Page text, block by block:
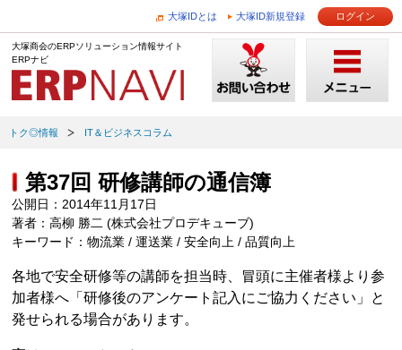
大塚IDとは 大塚ID新規登録 ログイン
大塚商会のERPソリューション情報サイト
ERPナビ
トク◎情報 IT＆ビジネスコラム
第37回 研修講師の通信簿
公開日：2014年11月17日
著者：高柳 勝二 (株式会社プロデキューブ)
キーワード：物流業 / 運送業 / 安全向上 / 品質向上
各地で安全研修等の講師を担当時、冒頭に主催者様より参
加者様へ「研修後のアンケート記入にご協力ください」と
発せられる場合があります。